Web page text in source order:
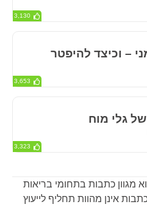
מגוון כתבות בתחומי בריאות
אינן מהוות תחליף לייעוץ
3,130
– וכיצד להיפטר
3,653
גלי מוח
3,323